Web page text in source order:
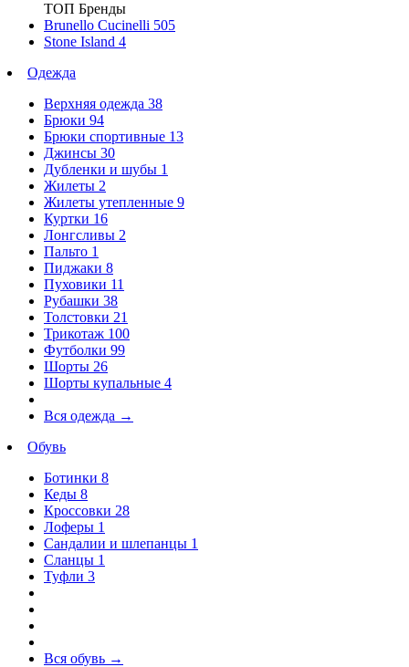
ТОП Бренды
Brunello Cucinelli 505
Stone Island 4
Одежда
Верхняя одежда 38
Брюки 94
Брюки спортивные 13
Джинсы 30
Дубленки и шубы 1
Жилеты 2
Жилеты утепленные 9
Куртки 16
Лонгсливы 2
Пальто 1
Пиджаки 8
Пуховики 11
Рубашки 38
Толстовки 21
Трикотаж 100
Футболки 99
Шорты 26
Шорты купальные 4
Вся одежда →
Обувь
Ботинки 8
Кеды 8
Кроссовки 28
Лоферы 1
Сандалии и шлепанцы 1
Сланцы 1
Туфли 3
Вся обувь →